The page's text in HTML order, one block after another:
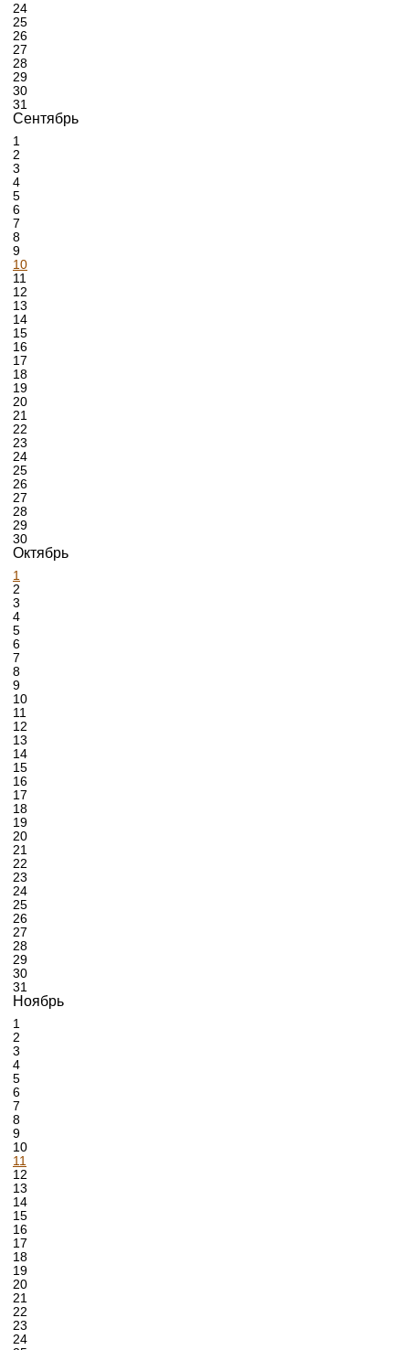
24
25
26
27
28
29
30
31
Сентябрь
1
2
3
4
5
6
7
8
9
10
11
12
13
14
15
16
17
18
19
20
21
22
23
24
25
26
27
28
29
30
Октябрь
1
2
3
4
5
6
7
8
9
10
11
12
13
14
15
16
17
18
19
20
21
22
23
24
25
26
27
28
29
30
31
Ноябрь
1
2
3
4
5
6
7
8
9
10
11
12
13
14
15
16
17
18
19
20
21
22
23
24